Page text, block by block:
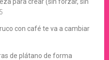
con café te va a cambiar
de plátano de forma